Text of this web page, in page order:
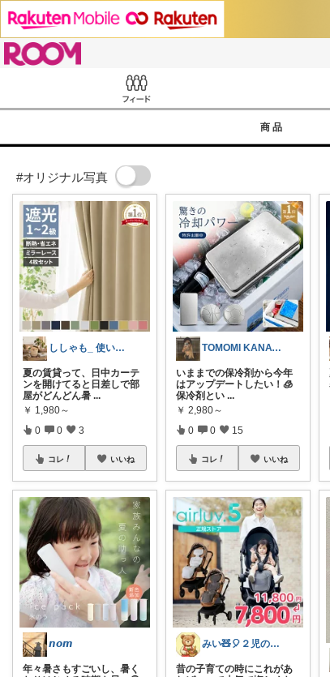
商品
#オリジナル写真
ししゃも_ 使いたくなるインテリア
夏の賃貸って、日中カーテ
ンを開けてると日差しで部
屋がどんどん暑 ...
￥ 1,980～
0 0 3
コレ いいね
𝙣𝙤𝙢
年々暑さもすごいし、暑く
TOMOMI KANATA
いままでの保冷剤から今年
はアップデートしたい！🧊
保冷剤とい ...
￥ 2,980～
0 0 15
コレ いいね
みい🧸🎈２児のママ
昔の子育ての時にこれがあ